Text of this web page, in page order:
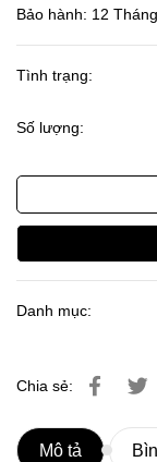
Bảo hành: 12 Tháng
Tình trạng:
Số lượng:
Danh mục:
Chia sẻ:
Mô tả